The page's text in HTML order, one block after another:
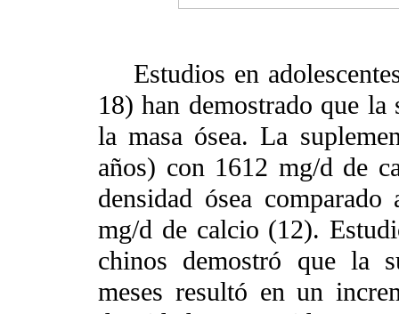
Estudios en
18) han demostrado que la
la masa ósea. La
años) con 1612 mg/d de
densidad ósea
mg/d de calcio (12).
chinos demostró que la
meses resultó en un